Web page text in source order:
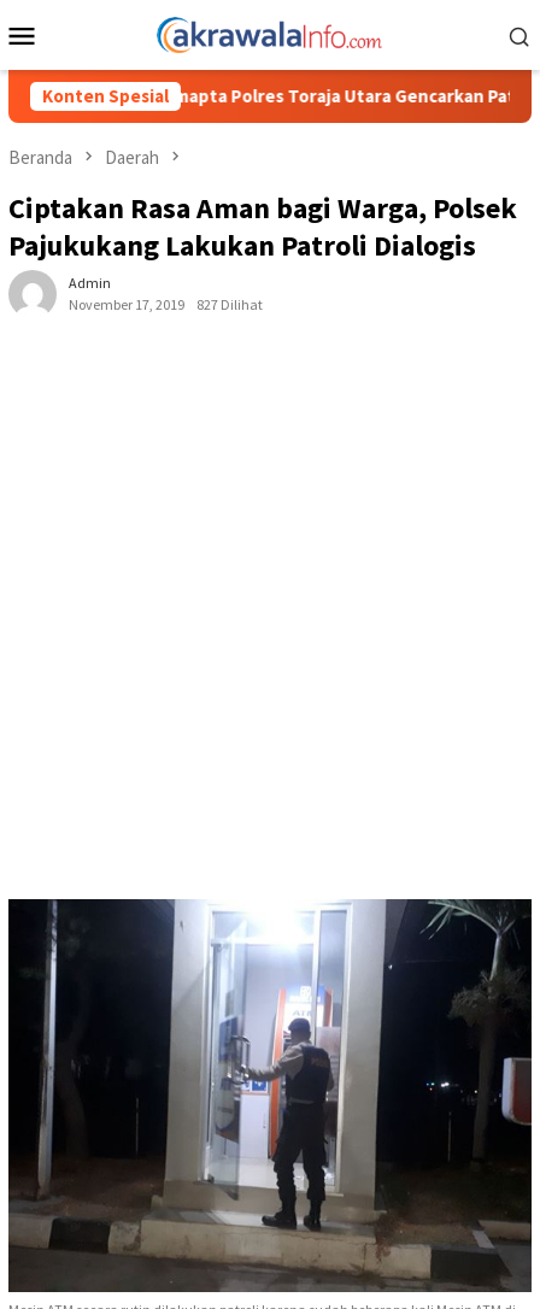
ke
Mobile
Konten Spesial
Toraja Utara Gencarkan Patroli Dialogis dan Sosialisasi
Beranda Daerah
Ciptakan Rasa Aman bagi Warga, Polsek
Pajukukang Lakukan Patroli Dialogis
Admin
November 17, 2019
827 Dilihat